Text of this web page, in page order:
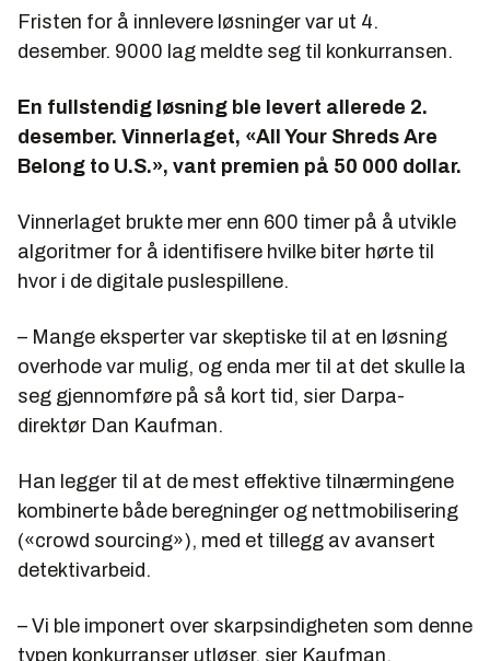
Fristen for å innlevere løsninger var ut 4.
desember. 9000 lag meldte seg til konkurransen.
En fullstendig løsning ble levert allerede 2.
desember. Vinnerlaget, «All Your Shreds Are
Belong to U.S.», vant premien på 50 000 dollar.
Vinnerlaget brukte mer enn 600 timer på å utvikle
algoritmer for å identifisere hvilke biter hørte til
hvor i de digitale puslespillene.
– Mange eksperter var skeptiske til at en løsning
overhode var mulig, og enda mer til at det skulle la
seg gjennomføre på så kort tid, sier Darpa-
direktør Dan Kaufman.
Han legger til at de mest effektive tilnærmingene
kombinerte både beregninger og nettmobilisering
(«crowd sourcing»), med et tillegg av avansert
detektivarbeid.
– Vi ble imponert over skarpsindigheten som denne
typen konkurranser utløser, sier Kaufman.